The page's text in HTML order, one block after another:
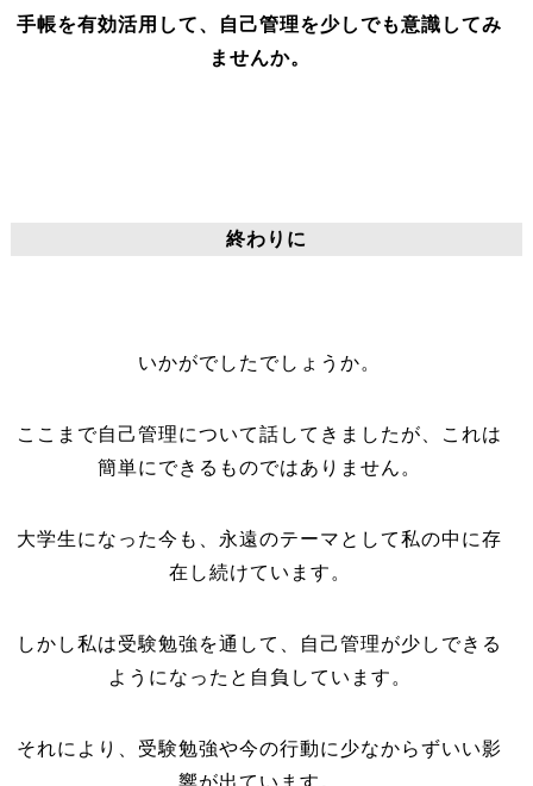
手帳を有効活用して、自己管理を少しでも意識してみ
ませんか。
終わりに
いかがでしたでしょうか。
ここまで自己管理について話してきましたが、これは
簡単にできるものではありません。
大学生になった今も、永遠のテーマとして私の中に存
在し続けています。
しかし私は受験勉強を通して、自己管理が少しできる
ようになったと自負しています。
それにより、受験勉強や今の行動に少なからずいい影
響が出ています。